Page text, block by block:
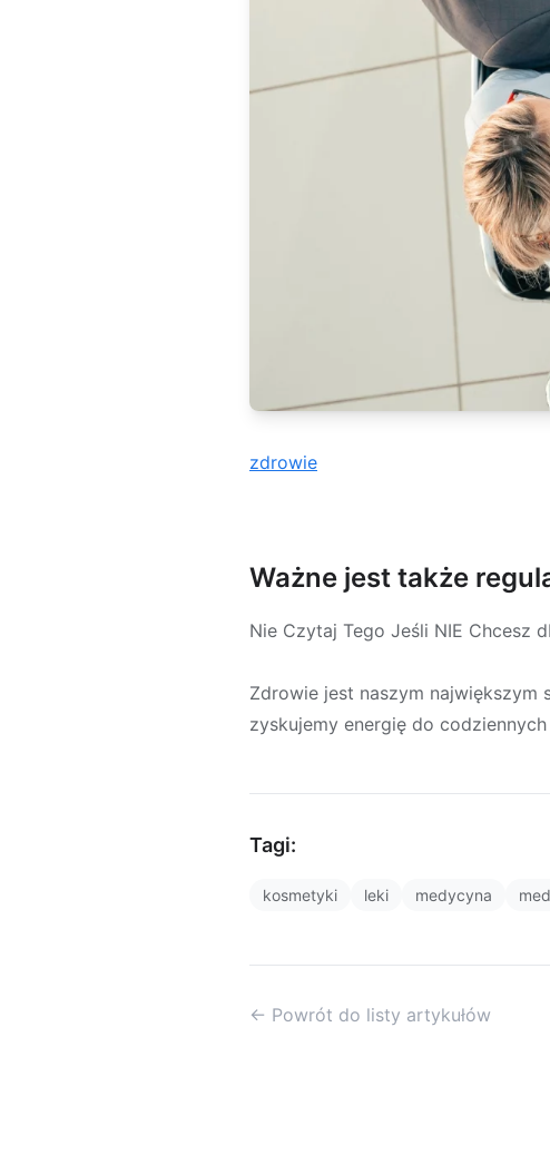
zdrowie
Ważne jest także
Nie Czytaj Tego Jeśli NIE Chcesz
Zdrowie jest naszym
zyskujemy energię do
Tagi:
kosmetyki leki medycyna
← Powrót do listy artykułów